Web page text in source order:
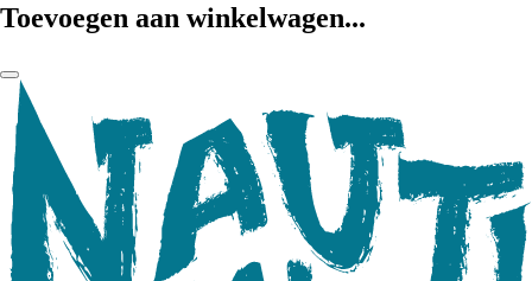
Toevoegen aan winkelwagen...